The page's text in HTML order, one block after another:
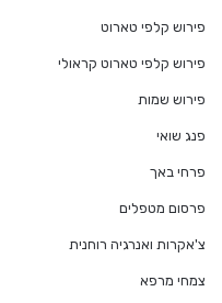
פירוש קלפי טארוט
פירוש קלפי טארוט קראולי
פירוש שמות
פנג שואי
פרחי באך
פרסום מטפלים
צ'אקרות ואנרגיה רוחנית
צמחי מרפא